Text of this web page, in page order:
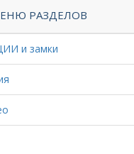
РАЗДЕЛОВ
и замки